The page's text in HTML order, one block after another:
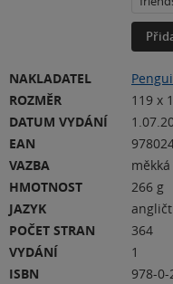
NAKLADATEL
ROZMĚR
119 x
DATUM VYDÁNÍ
EAN
VAZBA
HMOTNOST
266 g
JAZYK
POČET STRAN
364
VYDÁNÍ
1
ISBN
978-